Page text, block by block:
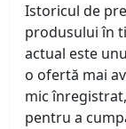
Istoricul de
produsului în
actual este
o ofertă mai
mic
pentru a